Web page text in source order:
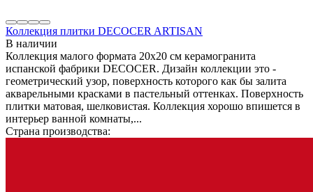
Коллекция плитки DECOCER ARTISAN
В наличии
Коллекция малого формата 20х20 см керамогранита
испанской фабрики DECOCER. Дизайн коллекции это -
геометрический узор, поверхность которого как бы залита
акварельными красками в пастельный оттенках. Поверхность
плитки матовая, шелковистая. Коллекция хорошо впишется в
интерьер ванной комнаты,...
Страна производства: